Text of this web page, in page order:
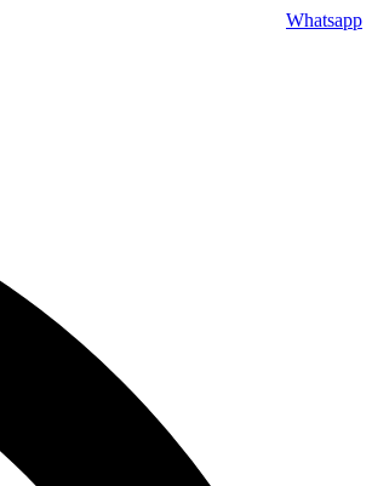
דלג
Whatsapp